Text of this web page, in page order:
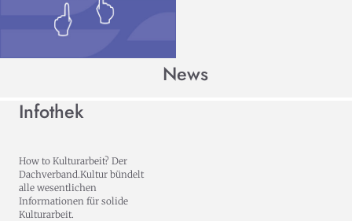
News
Infothek
How to Kulturarbeit? Der
Dachverband.Kultur bündelt
alle wesentlichen
Informationen für solide
Kulturarbeit.